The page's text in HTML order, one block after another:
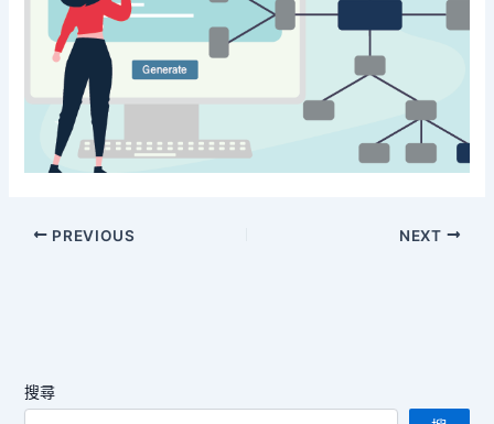
PREVIOUS NEXT
搜尋